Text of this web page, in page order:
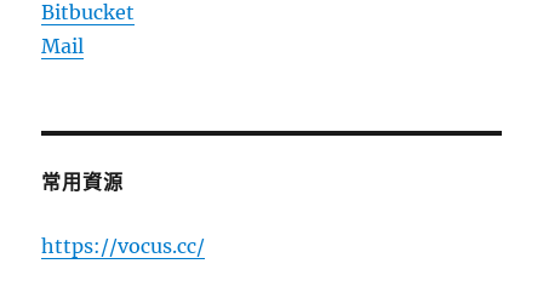
Bitbucket
Mail
常用資源
https://vocus.cc/